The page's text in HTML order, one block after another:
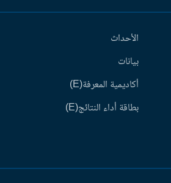
الأحداث
بيانات
أكاديمية المعرفة(E)
بطاقة أداء النتائج(E)